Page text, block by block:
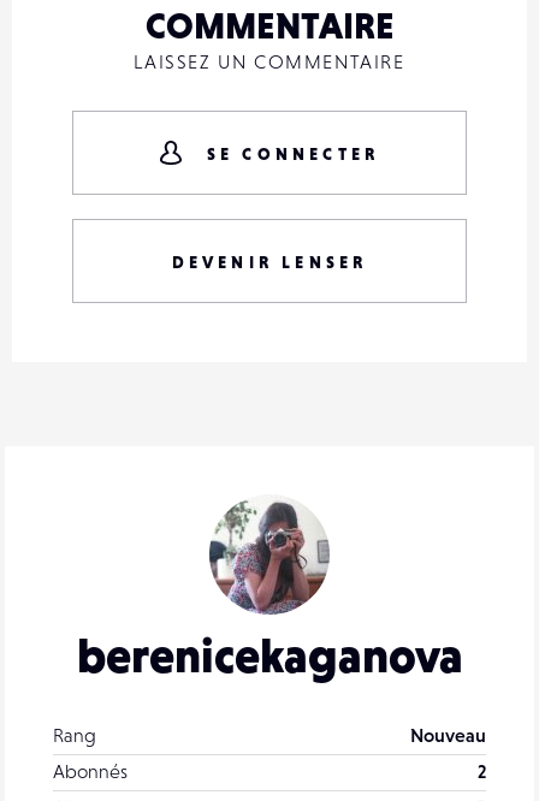
berenicekaganova
Rang
Nouveau
Abonnés
2
COMMENTAIRE
LAISSEZ UN COMMENTAIRE
SE CONNECTER
DEVENIR LENSER